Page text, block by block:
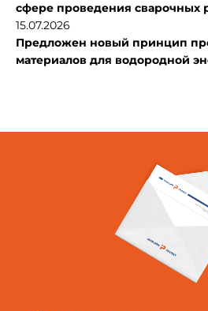
сфере проведения сварочных
15.07.2026
Предложен новый принцип
материалов для водородной